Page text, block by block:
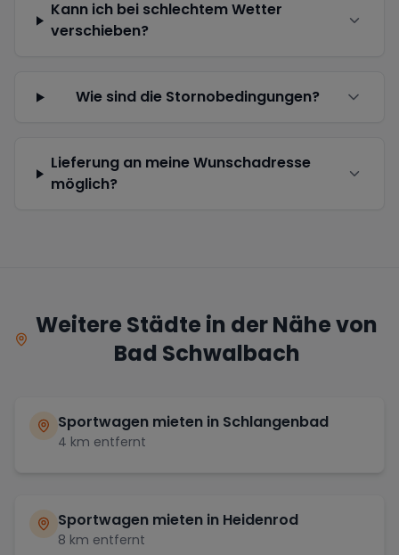
Kann ich bei schlechtem Wetter
verschieben?
Wie sind die Stornobedingungen?
Lieferung an meine Wunschadresse
möglich?
Weitere Städte in der Nähe von
Bad Schwalbach
Sportwagen mieten in Schlangenbad
4 km entfernt
Sportwagen mieten in Heidenrod
8 km entfernt